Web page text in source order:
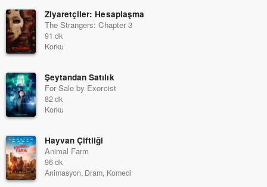
Ziyaretçiler: Hesaplaşma
The Strangers: Chapter 3
91 dk
Korku
Şeytandan Satılık
For Sale by Exorcist
82 dk
Korku
Hayvan Çiftliği
Animal Farm
96 dk
Animasyon, Dram, Komedi